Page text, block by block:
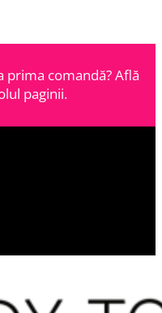
comandă? Află
paginii.